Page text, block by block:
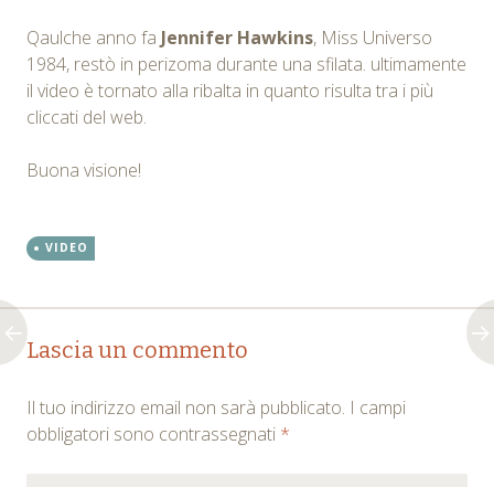
Qaulche anno fa Jennifer Hawkins, Miss Universo
1984, restò in perizoma durante una sfilata. ultimamente
il video è tornato alla ribalta in quanto risulta tra i più
cliccati del web.
Buona visione!
VIDEO
Post
navigation
Lascia un commento
Il tuo indirizzo email non sarà pubblicato. I campi
obbligatori sono contrassegnati *